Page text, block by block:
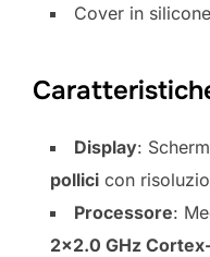
Cover in
Display:
pollici con
Processore:
2×2.0 GHz